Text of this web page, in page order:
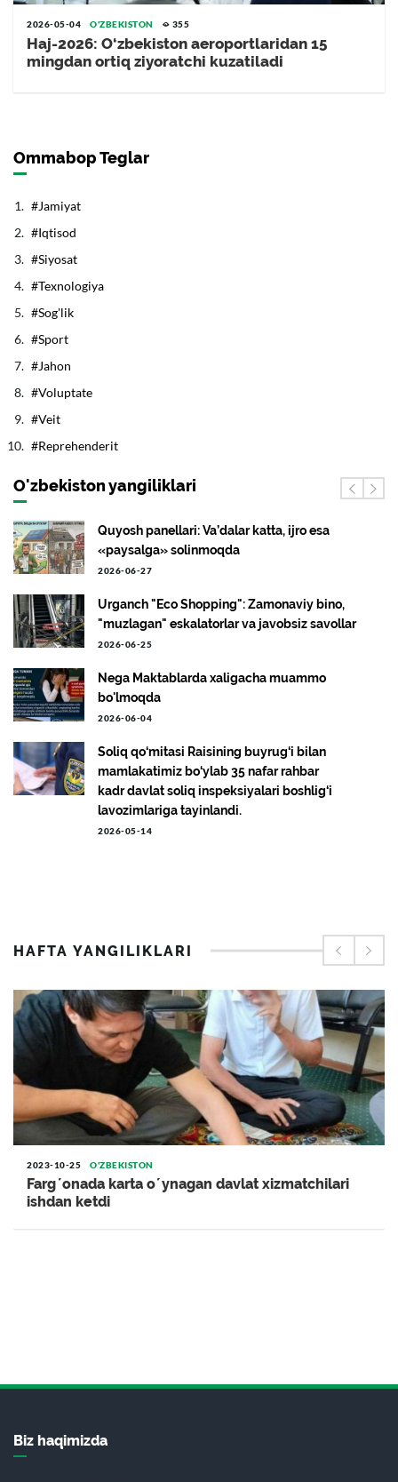
2026-05-04 O'ZBEKISTON 355
Haj-2026: O‘zbekiston aeroportlaridan 15
mingdan ortiq ziyoratchi kuzatiladi
Ommabop Teglar
Jamiyat
Iqtisod
Siyosat
Texnologiya
Sog'lik
Sport
Jahon
Voluptate
Veit
Reprehenderit
O'zbekiston yangiliklari
Quyosh panellari: Va’dalar katta, ijro esa
«paysalga» solinmoqda
2026-06-27
Urganch "Eco Shopping": Zamonaviy bino,
"muzlagan" eskalatorlar va javobsiz savollar
2026-06-25
Nega Maktablarda xaligacha muammo
bo'lmoqda
2026-06-04
Soliq qo‘mitasi Raisining buyrug‘i bilan
mamlakatimiz bo‘ylab 35 nafar rahbar
kadr davlat soliq inspeksiyalari boshlig‘i
lavozimlariga tayinlandi.
2026-05-14
Haj-2026: O‘zbekiston aeroportlaridan 15
mingdan ortiq ziyoratchi kuzatiladi
Saida Mirziyoyeva: “Vaziyatni shaxsan o‘zim
nazoratga oldim”
2026-04-30
Xorazm zaminining noyob merosi
2026-04-29
tashlab qoʻyilgan bogʻchada boʻldi.
2026-04-27
10 sutkaga qamaldi.
HAFTA YANGILIKLARI
2023-10-25 O'ZBEKISTON
Fargʼonada karta oʼynagan davlat xizmatchilari
ishdan ketdi
Biz haqimizda